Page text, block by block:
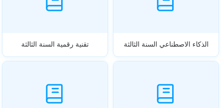
الذكاء الاصطناعي السنة الثالثة تقنية رقمية السنة الثالثة